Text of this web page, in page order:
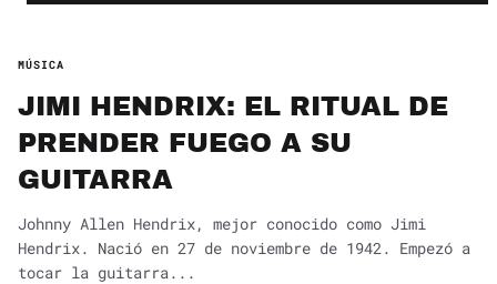
MÚSICA
JIMI HENDRIX: EL RITUAL DE
PRENDER FUEGO A SU
GUITARRA
Johnny Allen Hendrix, mejor conocido como Jimi
Hendrix. Nació en 27 de noviembre de 1942. Empezó a
tocar la guitarra...